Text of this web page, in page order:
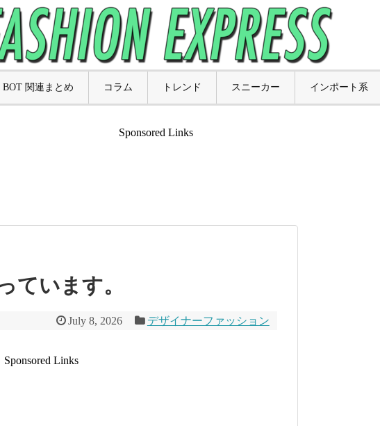
BOT 関連まとめ コラム トレンド スニーカー インポート系
Sponsored Links
ています。
July 8, 2026 デザイナーファッション
Sponsored Links